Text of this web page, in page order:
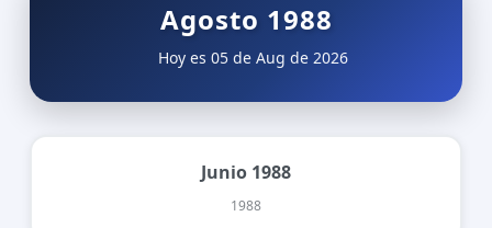
Agosto 1988
Hoy es 05 de Aug de 2026
Junio 1988
1988